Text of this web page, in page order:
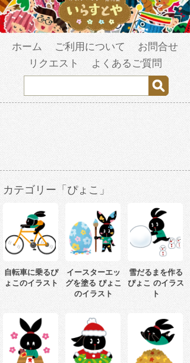
ホーム ご利用について
お問合せ
リクエスト
よくあるご質問
カテゴリー「ぴょこ」
自転車に乗るぴ
ょこのイラスト
イースターエッ
グを塗る ぴょこ
のイラスト
雪だるまを作る
ぴょこ のイラス
ト